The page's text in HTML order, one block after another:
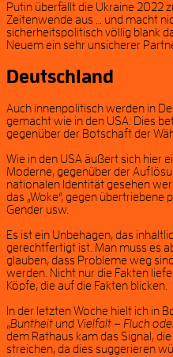
Putin überfällt die Ukraine 2022
Zeitenwende aus … und macht
sicherheitspolitisch völlig blank
Neuem ein sehr unsicherer
Deutschland
Auch innenpolitisch werden in
gemacht wie in den USA. Dies
gegenüber der Botschaft der
Wie in den USA äußert sich hier
Moderne, gegenüber der
nationalen Identität gesehen
das „Woke“, gegen
Gender usw.
Es ist ein Unbehagen, das
gerechtfertigt ist. Man muss es
glauben, dass Probleme weg
werden. Nicht nur die Fakten
Köpfe, die auf die Fakten blicken.
In der letzten Woche hielt ich in
„Buntheit und Vielfalt – Fluch
dem Rathaus kam das Signal,
streichen, da dies suggerieren